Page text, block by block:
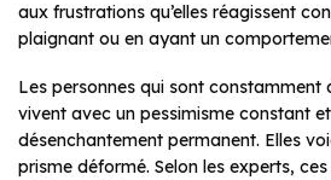
aux frustrations qu’elles réagissent
plaignant ou en ayant un
Les personnes qui sont constamment
vivent avec un pessimisme constant
désenchantement permanent. Elles
prisme déformé. Selon les experts,